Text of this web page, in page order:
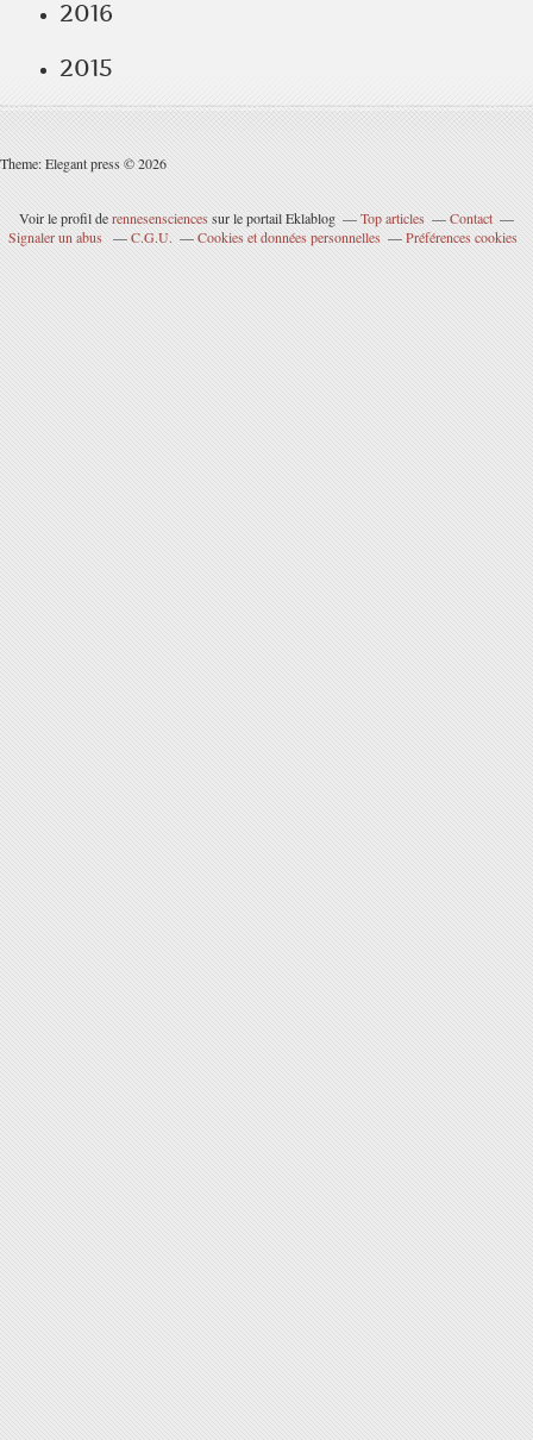
2016
2015
Theme: Elegant press © 2026
Voir le profil derennesensciencessur le portail Eklablog Top articles
Contact
Signaler un abus
C.G.U. Cookies et données personnelles Préférences cookies